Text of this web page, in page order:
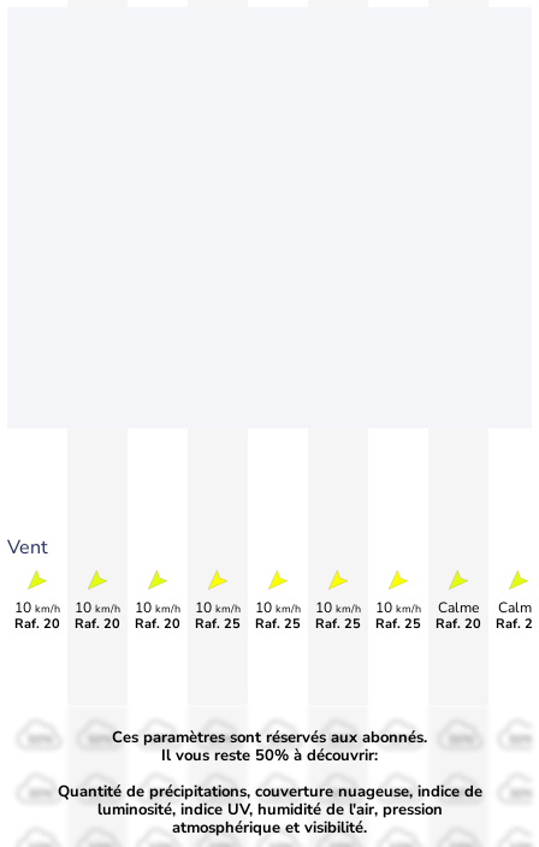
Vent
10 km/h
Raf. 20
10 km/h
Raf. 20
10 km/h
Raf. 20
10 km/h
Raf. 25
10 km/h
Raf. 25
10 km/h
Raf. 25
10 km/h
Raf. 25
Calme
Raf. 20
Calme
Raf.
50%
30%
50%
30%
50%
30%
50%
30%
50%
30%
50%
30%
50%
30% 30% 30%
Ces paramètres sont réservés aux abonnés.
Il vous reste 50% à découvrir:
Quantité de précipitations, couverture nuageuse, indice de
luminosité, indice UV, humidité de l'air, pression
atmosphérique et visibilité.